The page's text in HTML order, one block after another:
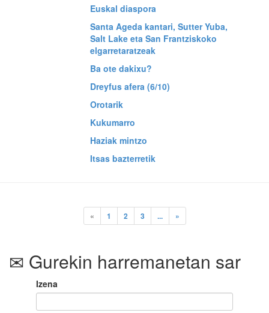
Euskal diaspora
Santa Ageda kantari, Sutter Yuba,
Salt Lake eta San Frantziskoko
elgarretaratzeak
Ba ote dakixu?
Dreyfus afera (6/10)
Orotarik
Kukumarro
Haziak mintzo
Itsas bazterretik
« 1 2 3 ... »
Gurekin harremanetan sar
Izena